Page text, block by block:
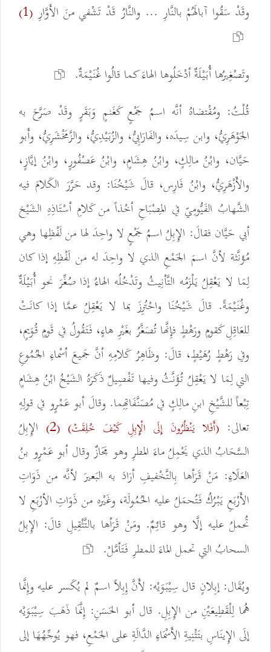
وقَدْ سَقُوا آبالَهُمْ بالنَّارِ ... والنَّارُ قَدْ تَشْفي منَ الأَوَّارِ (1)
وتَصْغِيرُها أُبَيْلَةٌ أدْخَلُوها الهاءَ كما قالُوا غُنَيْمَةٌ.
قُلْتُ: ومُقْتضاهُ أنَّه اسمُ جَمْعٍ كَغَنمٍ وَبَقَرٍ وقَدْ صَرَّحَ به
الجَوْهَرِيُّ، وابن سِيدَه، والفَارَابِيُّ، والزُبَيْدِيُّ، والزَّمَخْشَرِيُّ، وأَبو
حَيَّان، وابْنُ مالِكٍ، وابْنُ هِشَامٍ، وابْنُ عَصْفُورٍ، وابْنُ إيَّازٍ،
والأَزْهَرِيُّ، وابْنُ فَارِس، قالَ شَيْخُنَا: وقد حَرَّرَ الكَلامَ فيه
الشَّهابُ الفَيُّومِيّ في المِصْبَاحِ أخْذاً من كَلامِ أسْتَاذِهِ الشَيْخ
أبي حَيَّان فقالَ: الإِبِلُ اسمُ جَمْعٍ لا واحِدَ لها من لَفْظِها وهي
مُؤنَّثة لأنَّ اسمَ الجَمْعِ الذي لا واحِدَ له من لَفْظِهِ إذا كان
لِمَا لا يَعْقِلُ يَلْزَمُه التَّأنِيثُ وتَدْخُلُه الهاءُ إذا صُغِّرَ نحو أُبَيْلَةٌ
وغُنَيْمَةً. قالَ شَيْخُنَا واحْتُرِزَ بما لا يَعْقِلُ عمَّا إذا كانَتْ
للعَاقِلِ كَقومٍ ورَهْطٍ فإِنَّها تُصَغَّرُ بغَيْرِ هاءٍ، فَتَقُولُ في قَومٍ قُوَيمٍ،
وفي رَهْطٍ رُهَيْطٍ، قالَ: وظَاهِرُ كَلامِهِ أنَّ جَميعَ أسْماءِ الجُمُوعِ
التي لِمَا لا يَعْقِلُ تُؤَنَّثُ وفيها تَفْصِيلٌ ذَكَرَهُ الشَيْخُ ابْنُ هِشَامٍ
تِبْعاً للشَّيْخِ ابنِ مالِكٍ في مُصَنَّفَاتِهِما. وقالَ أبو عَمْرٍو في قولِهِ
تعالى: (أَفَلا يَنْظُرُونَ إِلَى الْإِبِلِ كَيْفَ خُلِقَتْ) (2)
الإِبِلُ
السَّحَابُ الذي يَحْمِلُ ماءَ المطرِ وهو مَجَازٌ وقال أبو عَمْرٍو بنُ
العَلَاءِ: مَنْ قَرَأها بِالتَّخْفيفِ أرَادَ به البَعيرَ لأنَّه من ذَوَاتِ
الأَرْبَعِ يَبْرُكُ فَتُحمَلُ عليه الحُمُولَة، وغَيْره من ذَوَاتِ الأرْبَعِ لا
تُحملُ عليه إلَّا وهو قائِمٌ. ومَنْ قَرَأها بالتَّثْقِيلِ قالَ: الإِبِلُ
السحابُ التي تحمل الماءَ للمطرِ فَتَأمَّلْ.
ويُقَال: إبِلانٍ قال سِيْبَوَيْه: لأَنَّ إِبِلاً اسمٌ لم يُكَسر عليه وإِنَّما
هُما لِلْقَطِيعَيْنِ من الإِبِلِ. قال أبو الحَسَنِ: إِنَّمَا ذَهَبَ سِيْبَوَيْه
إلَى الإِينَاسِ بتَثْنِيةِ الأَسْمَاءِ الدَّالَةِ على الجَمْعِ، فهو يُوجِّهُهَا إلى